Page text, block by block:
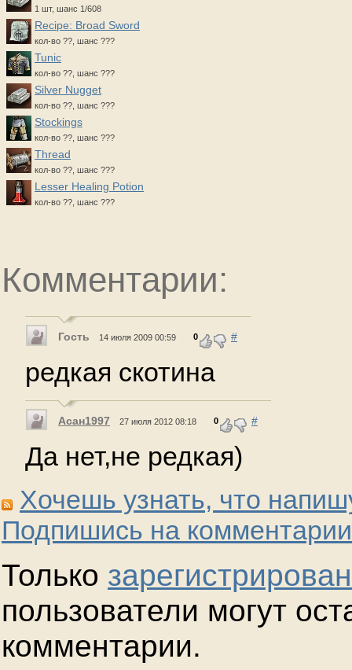
1 шт, шанс 1/608
Recipe: Broad Sword
кол-во ??, шанс ???
Tunic
кол-во ??, шанс ???
Silver Nugget
кол-во ??, шанс ???
Stockings
кол-во ??, шанс ???
Thread
кол-во ??, шанс ???
Lesser Healing Potion
кол-во ??, шанс ???
Комментарии:
Гость 14 июля 2009 00:59 0 #
редкая скотина
Асан1997 27 июля 2012 08:18 0 #
Да нет,не редкая)
Хочешь узнать, что
Подпишись на
Только
пользователи могут
комментарии.